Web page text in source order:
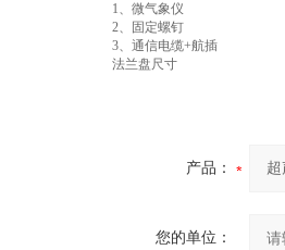
1、微气象仪
2、固定螺钉
3、通信电缆+航插
法兰盘尺寸
产品：
您的单位：